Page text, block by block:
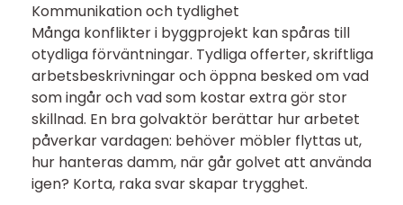
Kommunikation och tydlighet
Många konflikter i byggprojekt kan spåras till
otydliga förväntningar. Tydliga offerter, skriftliga
arbetsbeskrivningar och öppna besked om vad
som ingår och vad som kostar extra gör stor
skillnad. En bra golvaktör berättar hur arbetet
påverkar vardagen: behöver möbler flyttas ut,
hur hanteras damm, när går golvet att använda
igen? Korta, raka svar skapar trygghet.